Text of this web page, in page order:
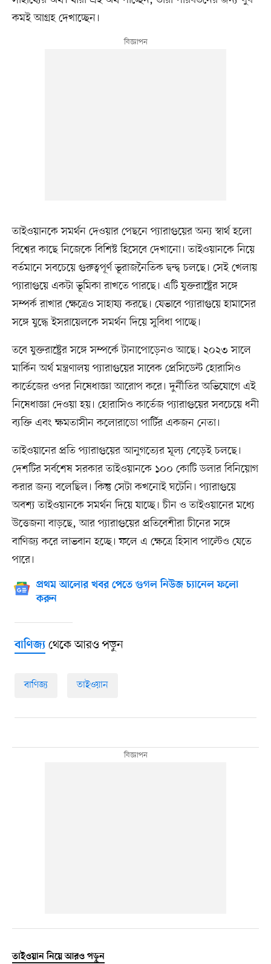
কমই আগ্রহ দেখাচ্ছেন।
তাইওয়ানকে সমর্থন দেওয়ার পেছনে প্যারাগুয়ের অন্য স্বার্থ হলো
বিশ্বের কাছে নিজেকে বিশিষ্ট হিসেবে দেখানো। তাইওয়ানকে নিয়ে
বর্তমানে সবচেয়ে গুরুত্বপূর্ণ ভূরাজনৈতিক দ্বন্দ্ব চলছে। সেই খেলায়
প্যারাগুয়ে একটা ভূমিকা রাখতে পারছে। এটি যুক্তরাষ্ট্রের সঙ্গে
সম্পর্ক রাখার ক্ষেত্রেও সাহায্য করছে। যেভাবে প্যারাগুয়ে হামাসের
সঙ্গে যুদ্ধে ইসরায়েলকে সমর্থন দিয়ে সুবিধা পাচ্ছে।
তবে যুক্তরাষ্ট্রের সঙ্গে সম্পর্কে টানাপোড়েনও আছে। ২০২৩ সালে
মার্কিন অর্থ মন্ত্রণালয় প্যারাগুয়ের সাবেক প্রেসিডেন্ট হোরাসিও
কার্তেজের ওপর নিষেধাজ্ঞা আরোপ করে। দুর্নীতির অভিযোগে এই
নিষেধাজ্ঞা দেওয়া হয়। হোরাসিও কার্তেজ প্যারাগুয়ের সবচেয়ে ধনী
ব্যক্তি এবং ক্ষমতাসীন কলোরাডো পার্টির একজন নেতা।
তাইওয়ানের প্রতি প্যারাগুয়ের আনুগত্যের মূল্য বেড়েই চলছে।
দেশটির সর্বশেষ সরকার তাইওয়ানকে ১০০ কোটি ডলার বিনিয়োগ
করার জন্য বলেছিল। কিন্তু সেটা কখনোই ঘটেনি। প্যারাগুয়ে
অবশ্য তাইওয়ানকে সমর্থন দিয়ে যাচ্ছে। চীন ও তাইওয়ানের মধ্যে
উত্তেজনা বাড়ছে, আর প্যারাগুয়ের প্রতিবেশীরা চীনের সঙ্গে
বাণিজ্য করে লাভবান হচ্ছে। ফলে এ ক্ষেত্রে হিসাব পাল্টেও যেতে
পারে।
প্রথম আলোর খবর পেতে গুগল নিউজ চ্যানেল ফলো
করুন
বাণিজ্যথেকে আরও পড়ুন
বাণিজ্য তাইওয়ান
তাইওয়ান নিয়ে আরও পড়ুন